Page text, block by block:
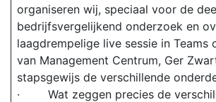
organiseren wij, speciaal voor de
bedrijfsvergelijkend onderzoek en
laagdrempelige live sessie in Teams
van Management Centrum, Ger
stapsgewijs de verschillende
· Wat zeggen precies de